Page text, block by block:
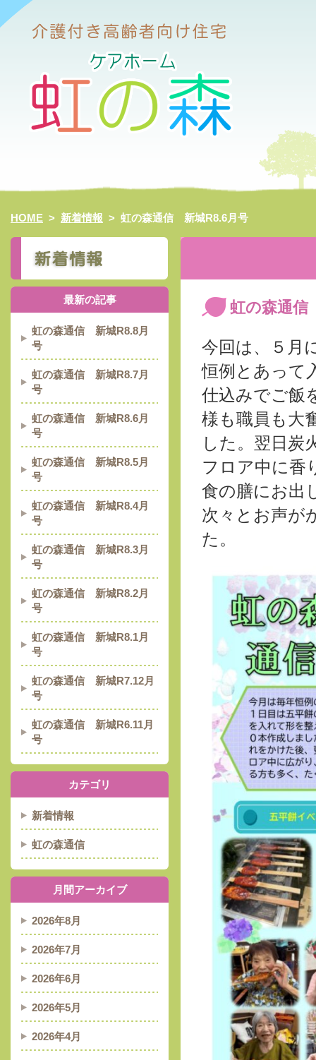
HOME > 新着情報 > 虹の森通信 新城R8.6月号
虹の森通
今回は、５月
恒例とあって
仕込みでご飯
様も職員も大
した。翌日炭
フロア中に香
食の膳にお出
次々とお声が
た。
最新の記事
虹の森通信 新城R8.8月
号
虹の森通信 新城R8.7月
号
虹の森通信 新城R8.6月
号
虹の森通信 新城R8.5月
号
虹の森通信 新城R8.4月
号
虹の森通信 新城R8.3月
号
虹の森通信 新城R8.2月
号
虹の森通信 新城R8.1月
号
虹の森通信 新城R7.12月
号
虹の森通信 新城R6.11月
号
カテゴリ
新着情報
虹の森通信
月間アーカイブ
2026年8月
2026年7月
2026年6月
2026年5月
2026年4月